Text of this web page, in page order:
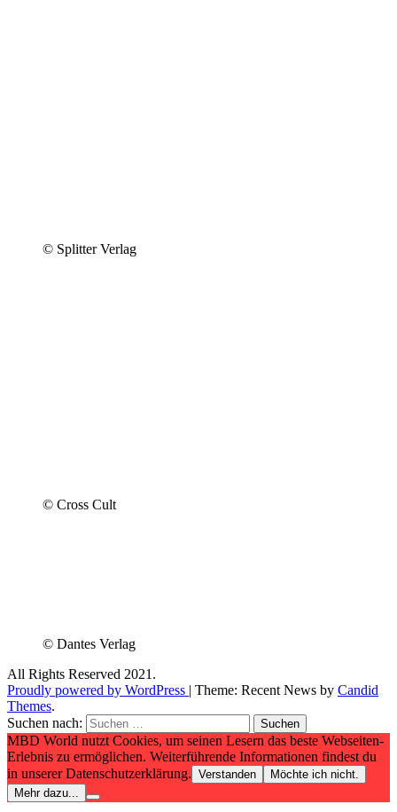
© Splitter Verlag
© Cross Cult
© Dantes Verlag
All Rights Reserved 2021.
Proudly powered by WordPress | Theme: Recent News by Candid
Themes.
Suchen nach:
MBD World nutzt Cookies, um seinen Lesern das beste Webseiten-
Erlebnis zu ermöglichen. Weiterführende Informationen findest du
in unserer Datenschutzerklärung. Verstanden
Möchte ich nicht.
Mehr dazu...